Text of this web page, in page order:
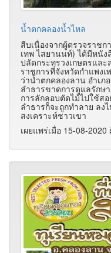
น้ำตกคลองน้ำไหล
สืบเนื่องจากผู้ตรวจราช
เทพ ไสยานนท์) ได้มีหนั
ปลัดกระทรวงเกษตรแล
ราชการที่จังหวัดกำแพง
ว่าน้ำตกคลองลาน อำเ
ลำธารขาดการดูแลรักษ
การลักลอบตัดไม้ไปใช้ส
ลำธารก็จะถูกทำลาย ล
สงเคราะห์ชาวเขา
เผยแพร่เมื่อ 15-08-